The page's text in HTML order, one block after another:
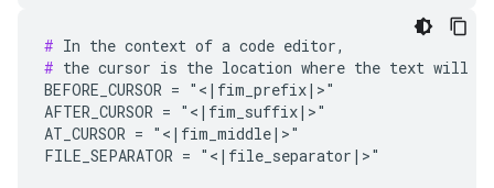
#
# the cursor is the location where the text will
BEFORE_CURSOR = "<|fim_prefix|>"
AFTER_CURSOR = "<|fim_suffix|>"
AT_CURSOR = "<|fim_middle|>"
FILE_SEPARATOR = "<|file_separator|>"